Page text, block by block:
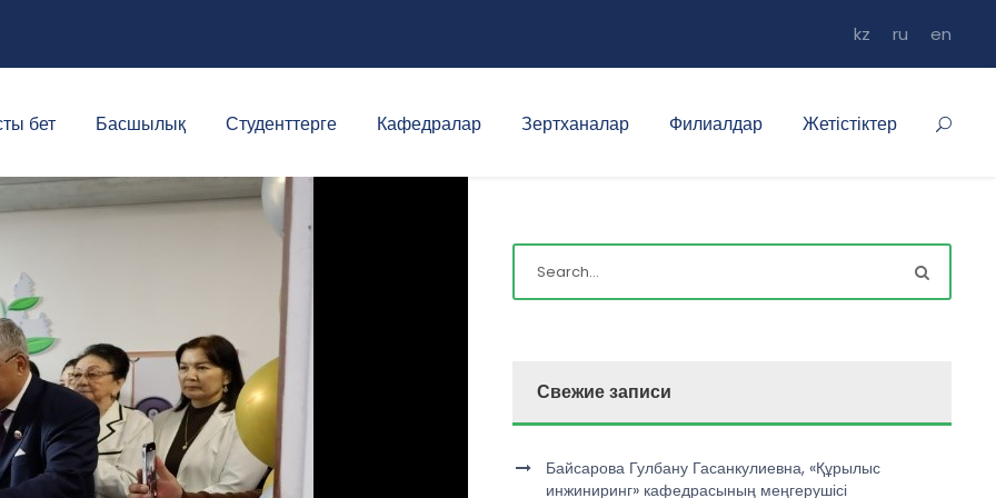
kz ru en
бет Басшылық Студенттерге Кафедралар Зертханалар Филиалдар Жетістіктер
Свежие записи
Байсарова Гулбану Гасанкулиевна, «Құрылыс
инжиниринг» кафедрасының меңгерушісі